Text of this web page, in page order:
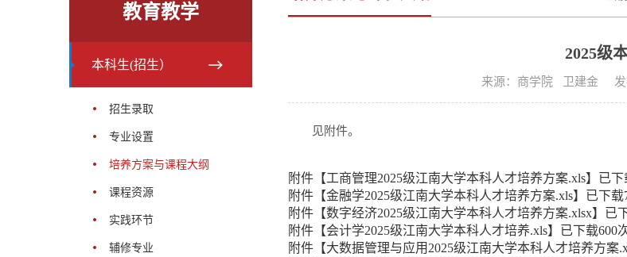
教育教学
本科生(招生）
招生录取
专业设置
培养方案与课程大纲
课程资源
实践环节
辅修专业
2025级
来源：商学院 卫建金 发
见附件。
附件【工商管理2025级江南大学本科人才培养方案.xls】已下
附件【金融学2025级江南大学本科人才培养方案.xls】已下载
附件【数字经济2025级江南大学本科人才培养方案.xlsx】已
附件【会计学2025级江南大学本科人才培养.xls】已下载600
附件【大数据管理与应用2025级江南大学本科人才培养方案